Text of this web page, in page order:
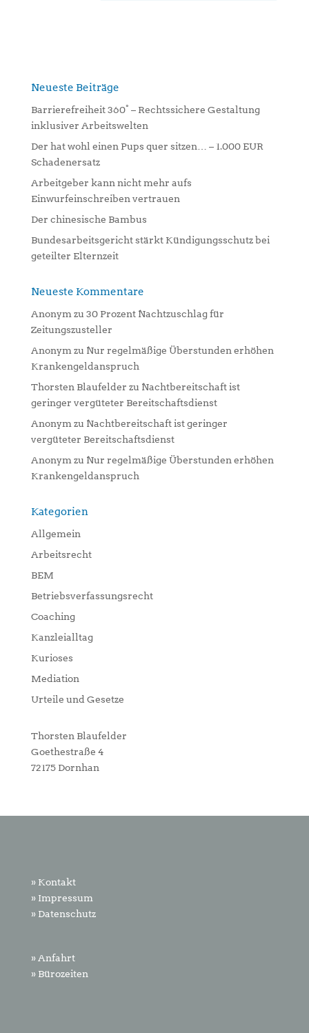
n
t
v
e
:
Neueste Beiträge
Barrierefreiheit 360° – Rechtssichere Gestaltung
inklusiver Arbeitswelten
Der hat wohl einen Pups quer sitzen… – 1.000 EUR
Schadenersatz
Arbeitgeber kann nicht mehr aufs
Einwurfeinschreiben vertrauen
Der chinesische Bambus
Bundesarbeitsgericht stärkt Kündigungsschutz bei
geteilter Elternzeit
Neueste Kommentare
Anonymzu 30 Prozent Nachtzuschlag für
Zeitungszusteller
Anonymzu Nur regelmäßige Überstunden erhöhen
Krankengeldanspruch
Thorsten Blaufelder zu Nachtbereitschaft ist
geringer vergüteter Bereitschaftsdienst
Anonymzu Nachtbereitschaft ist geringer
vergüteter Bereitschaftsdienst
Anonymzu Nur regelmäßige Überstunden erhöhen
Krankengeldanspruch
Kategorien
Allgemein
Arbeitsrecht
BEM
Betriebsverfassungsrecht
Coaching
Kanzleialltag
Kurioses
Mediation
Urteile und Gesetze
Thorsten Blaufelder
Goethestraße 4
72175 Dornhan
» Kontakt
» Impressum
» Datenschutz
» Anfahrt
» Bürozeiten